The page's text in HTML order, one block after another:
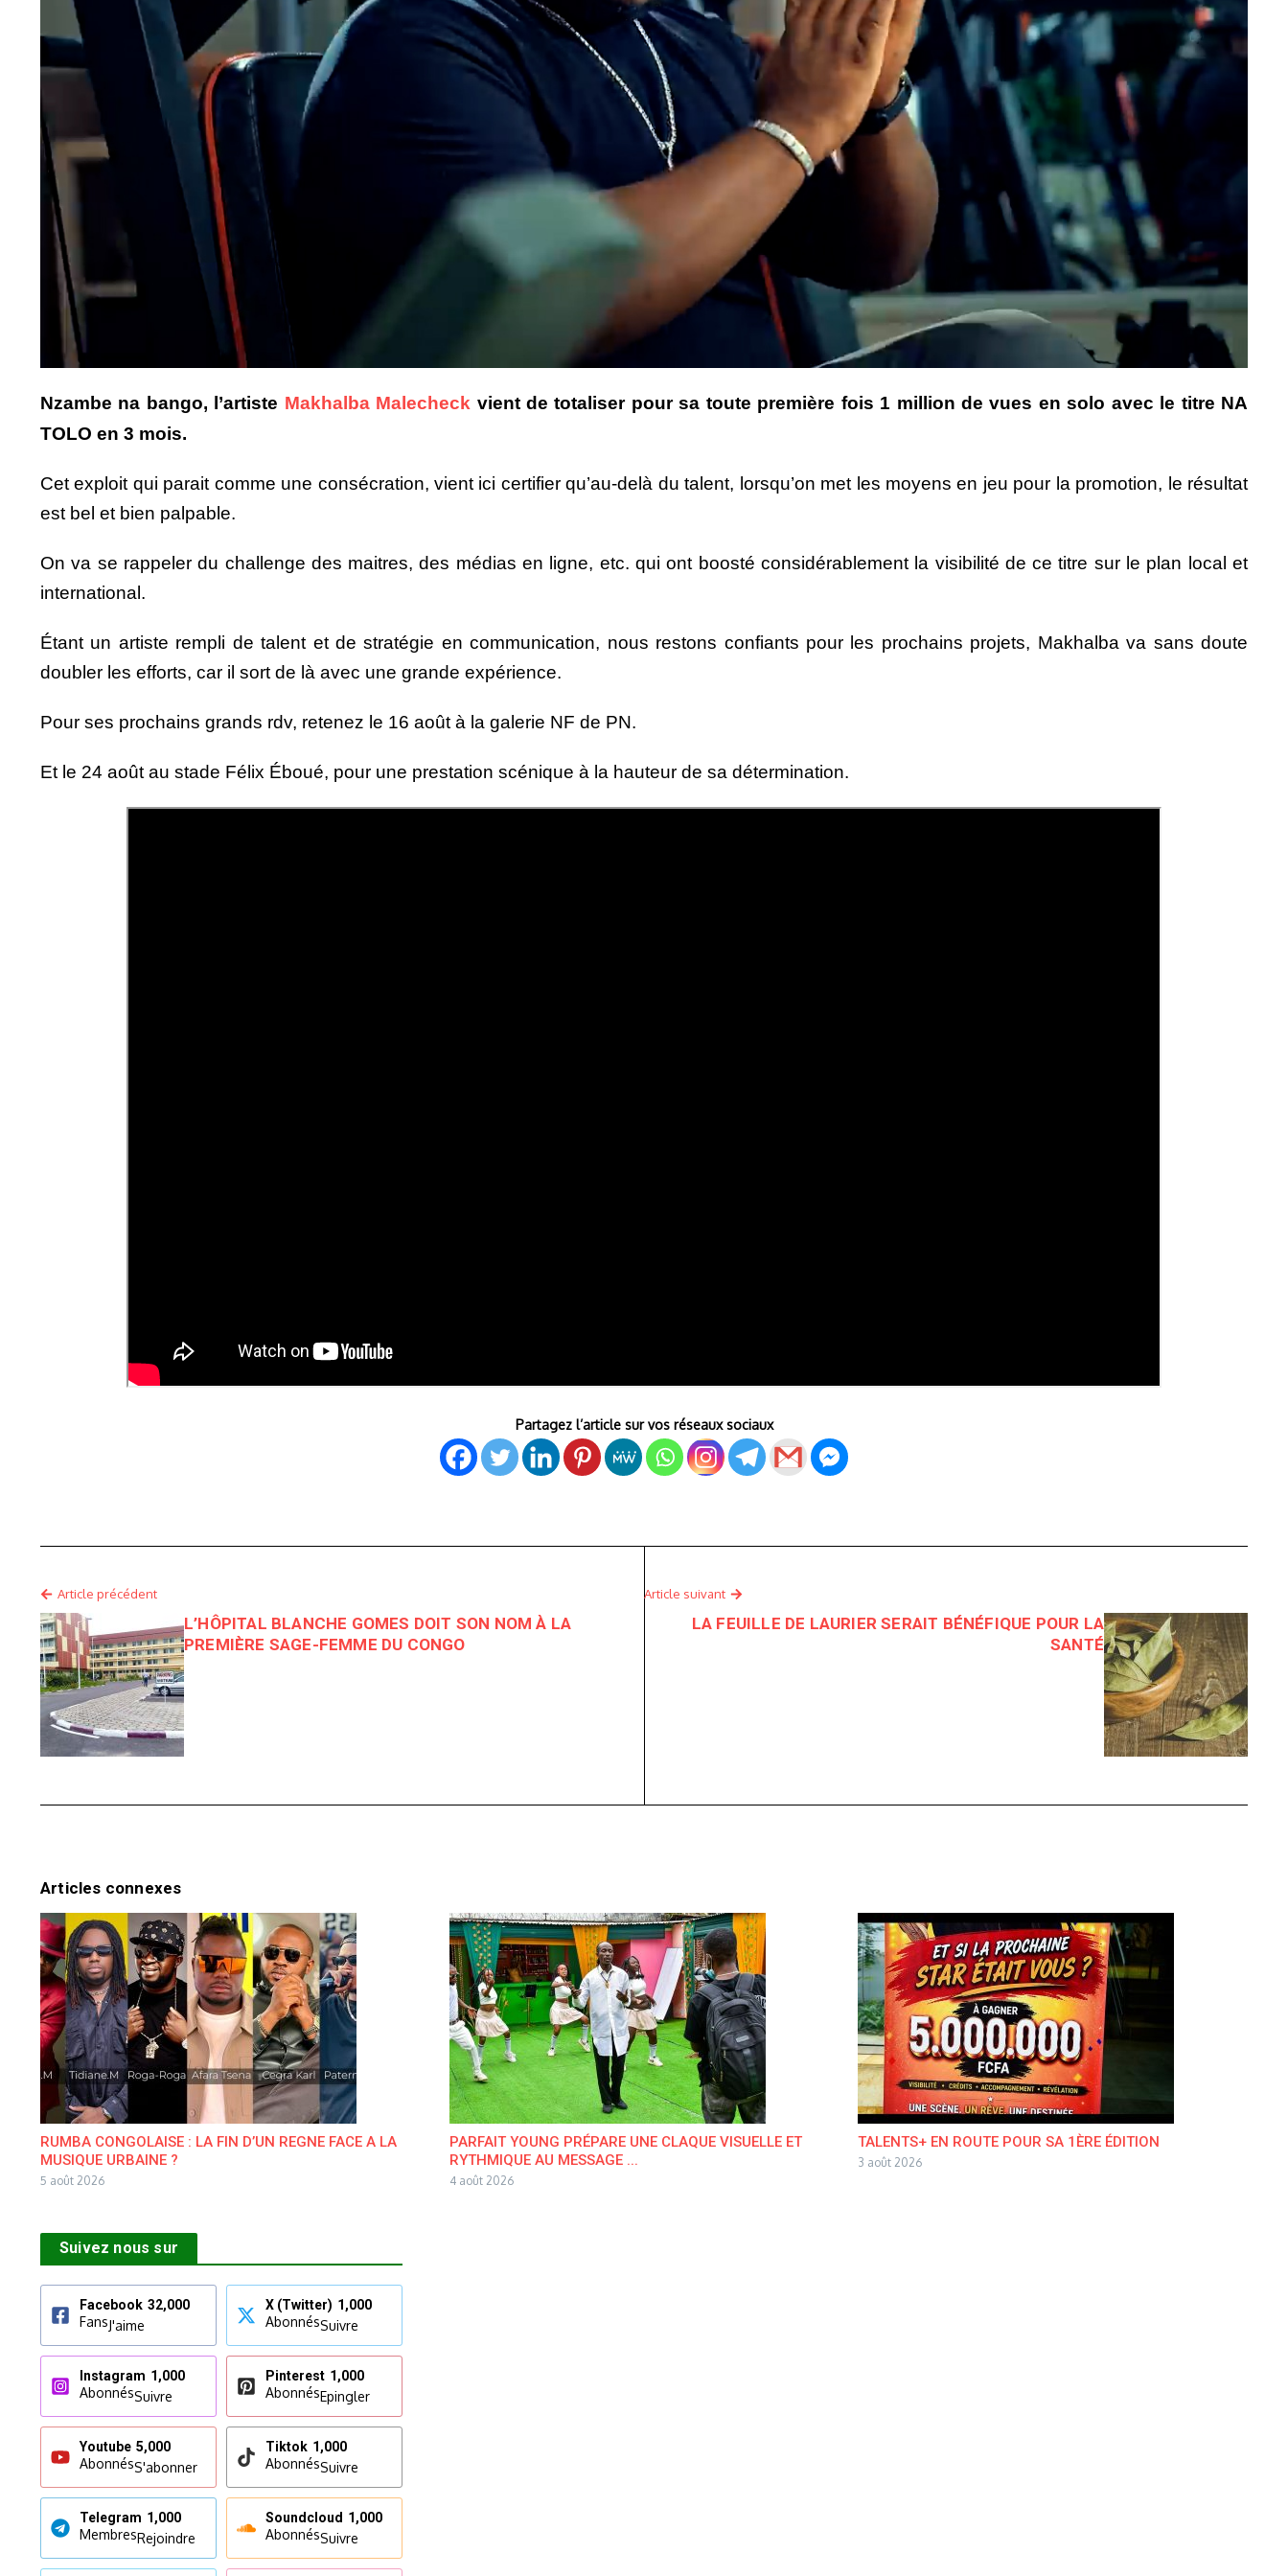
Nzambe na bango, l’artiste Makhalba Malecheck vient de totaliser pour sa toute première fois 1 million de vues en solo avec le titre NA
TOLO en 3 mois.
Cet exploit qui parait comme une consécration, vient ici certifier qu’au-delà du talent, lorsqu’on met les moyens en jeu pour la promotion, le résultat
est bel et bien palpable.
On va se rappeler du challenge des maitres, des médias en ligne, etc. qui ont boosté considérablement la visibilité de ce titre sur le plan local et
international.
Étant un artiste rempli de talent et de stratégie en communication, nous restons confiants pour les prochains projets, Makhalba va sans doute
doubler les efforts, car il sort de là avec une grande expérience.
Pour ses prochains grands rdv, retenez le 16 août à la galerie NF de PN.
Et le 24 août au stade Félix Éboué, pour une prestation scénique à la hauteur de sa détermination.
Partagez l’article sur vos réseaux sociaux
Article précédent
L’HÔPITAL BLANCHE GOMES DOIT SON NOM À LA
PREMIÈRE SAGE-FEMME DU CONGO
Article suivant
LA FEUILLE DE LAURIER SERAIT BÉNÉFIQUE POUR LA
SANTÉ
Articles connexes
RUMBA CONGOLAISE : LA FIN D’UN REGNE FACE A LA
MUSIQUE URBAINE ?
5 août 2026
PARFAIT YOUNG PRÉPARE UNE CLAQUE VISUELLE ET
RYTHMIQUE AU MESSAGE ...
4 août 2026
TALENTS+ EN ROUTE POUR SA 1ÈRE ÉDITION
3 août 2026
Suivez nous sur
Facebook 32,000
FansJ'aime
X (Twitter) 1,000
AbonnésSuivre
Instagram 1,000
AbonnésSuivre
Pinterest 1,000
AbonnésEpingler
Youtube 5,000
AbonnésS'abonner
Tiktok 1,000
AbonnésSuivre
Telegram 1,000
MembresRejoindre
Soundcloud 1,000
AbonnésSuivre